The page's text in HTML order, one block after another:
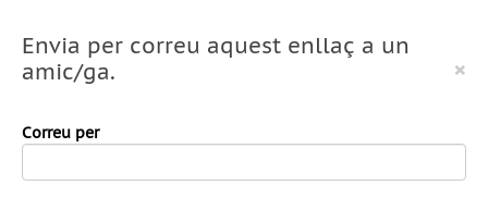
Envia per correu aquest enllaç a un
amic/ga.
×
Correu per